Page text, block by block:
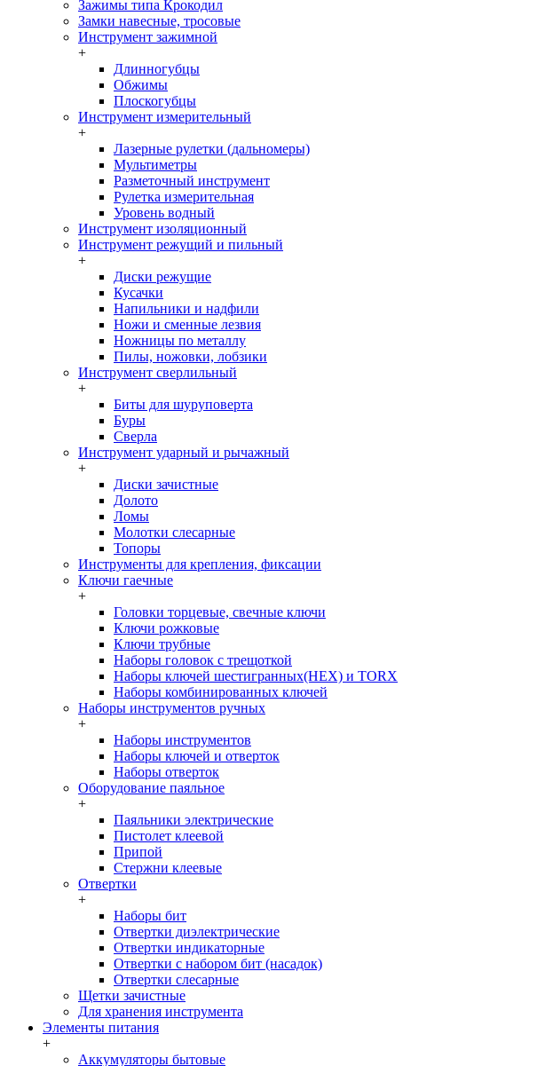
Зажимы типа Крокодил
Замки навесные, тросовые
Инструмент зажимной
+
Длинногубцы
Обжимы
Плоскогубцы
Инструмент измерительный
+
Лазерные рулетки (дальномеры)
Мультиметры
Разметочный инструмент
Рулетка измерительная
Уровень водный
Инструмент изоляционный
Инструмент режущий и пильный
+
Диски режущие
Кусачки
Напильники и надфили
Ножи и сменные лезвия
Ножницы по металлу
Пилы, ножовки, лобзики
Инструмент сверлильный
+
Биты для шуруповерта
Буры
Сверла
Инструмент ударный и рычажный
+
Диски зачистные
Долото
Ломы
Молотки слесарные
Топоры
Инструменты для крепления, фиксации
Ключи гаечные
+
Головки торцевые, свечные ключи
Ключи рожковые
Ключи трубные
Наборы головок c трещоткой
Наборы ключей шестигранных(HEX) и TORX
Наборы комбинированных ключей
Наборы инструментов ручных
+
Наборы инструментов
Наборы ключей и отверток
Наборы отверток
Оборудование паяльное
+
Паяльники электрические
Пистолет клеевой
Припой
Стержни клеевые
Отвертки
+
Наборы бит
Отвертки диэлектрические
Отвертки индикаторные
Отвертки с набором бит (насадок)
Отвертки слесарные
Щетки зачистные
Для хранения инструмента
Элементы питания
+
Аккумуляторы бытовые